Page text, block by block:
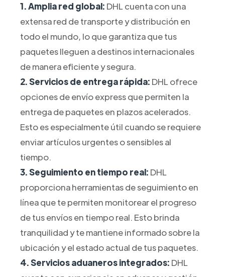
1. Amplia red global: DHL cuenta con una
extensa red de transporte y distribución en
todo el mundo, lo que garantiza que tus
paquetes lleguen a destinos internacionales
de manera eficiente y segura.
2. Servicios de entrega rápida: DHL ofrece
opciones de envío express que permiten la
entrega de paquetes en plazos acelerados.
Esto es especialmente útil cuando se requiere
enviar artículos urgentes o sensibles al
tiempo.
3. Seguimiento en tiempo real: DHL
proporciona herramientas de seguimiento en
línea que te permiten monitorear el progreso
de tus envíos en tiempo real. Esto brinda
tranquilidad y te mantiene informado sobre la
ubicación y el estado actual de tus paquetes.
4. Servicios aduaneros integrados: DHL